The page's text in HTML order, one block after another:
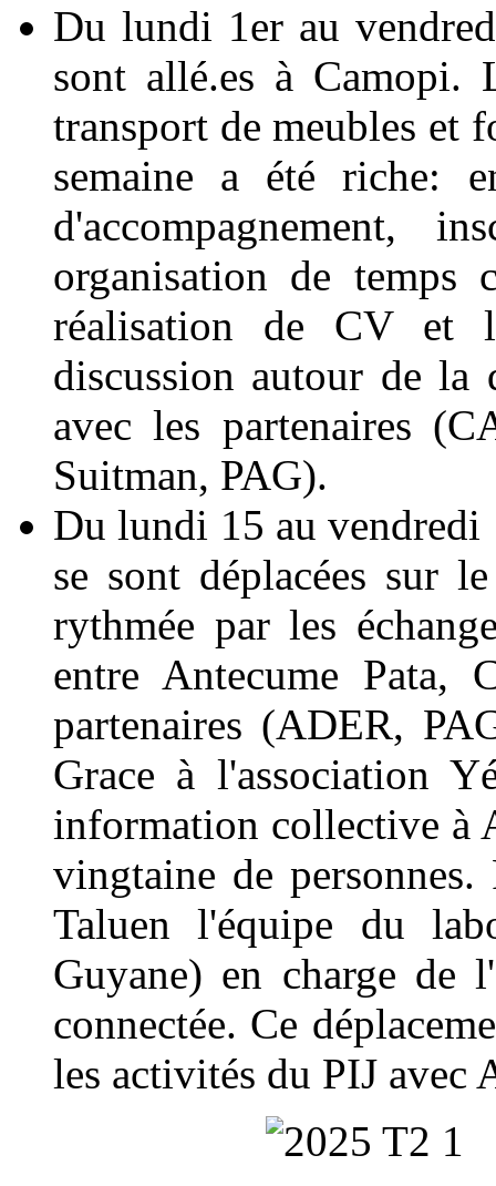
Du lundi 1er au
sont allé.es à Camopi.
transport de meubles et
semaine a été riche:
d'accompagnement,
organisation de temps
réalisation de CV et
discussion autour de la
avec les partenaires
Suitman, PAG).
Du lundi 15 au vendredi
se sont déplacées sur
rythmée par les
entre Antecume Pata,
partenaires (ADER,
Grace à l'association
information collective à
vingtaine de
Taluen l'équipe du
Guyane) en charge de
connectée. Ce
les activités du PIJ avec